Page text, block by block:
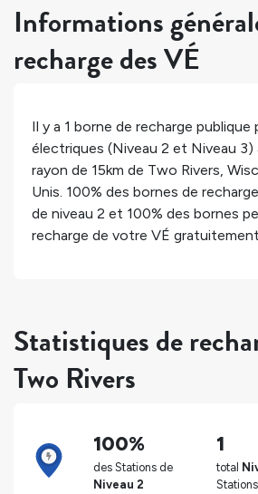
Informations
recharge des VÉ
Il y a 1 borne de recharge publique
électriques (Niveau 2 et Niveau 3)
rayon de 15km de Two Rivers,
Unis. 100% des bornes de
de niveau 2 et 100% des bornes
recharge de votre VÉ
Statistiques de
Two Rivers
100%
des Stations de
Niveau 2
1
total
Stations